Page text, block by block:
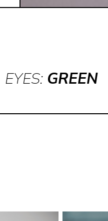
EYES: GREEN